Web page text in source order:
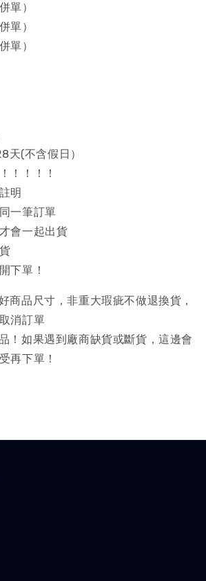
單）
單）
單）
天(不含假日）
！！！！
明
一筆訂單
會一起出貨
下單！
商品尺寸，非重大瑕疵不做退換貨，
消訂單
！如果遇到廠商缺貨或斷貨，這邊會
再下單！